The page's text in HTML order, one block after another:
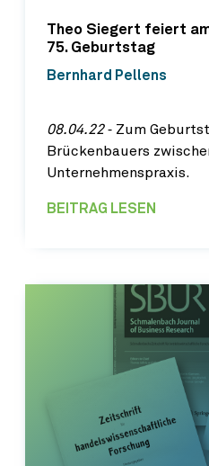
Theo Siegert feiert
75. Geburtstag
Bernhard Pellens
08.04.22‐ Zum
Brückenbauers
Unternehmenspraxis.
BEITRAG LESEN